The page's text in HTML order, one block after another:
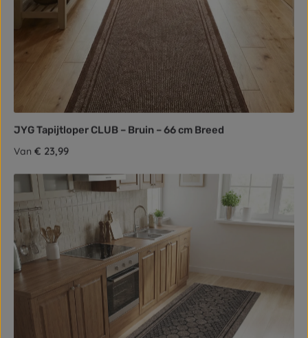
JYG Tapijtloper CLUB – Bruin – 66 cm Breed
Normale prijs:
Van € 23,99